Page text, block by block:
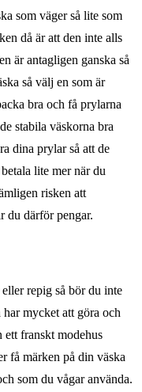
som väger så lite som
då är att den inte alls
är antagligen ganska så
så välj en som är
bra och få prylarna
stabila väskorna bra
dina prylar så att de
lite mer när du
risken att
du därför pengar.
repig så bör du inte
mycket att göra och
ett franskt modehus
få märken på din väska
som du vågar använda.